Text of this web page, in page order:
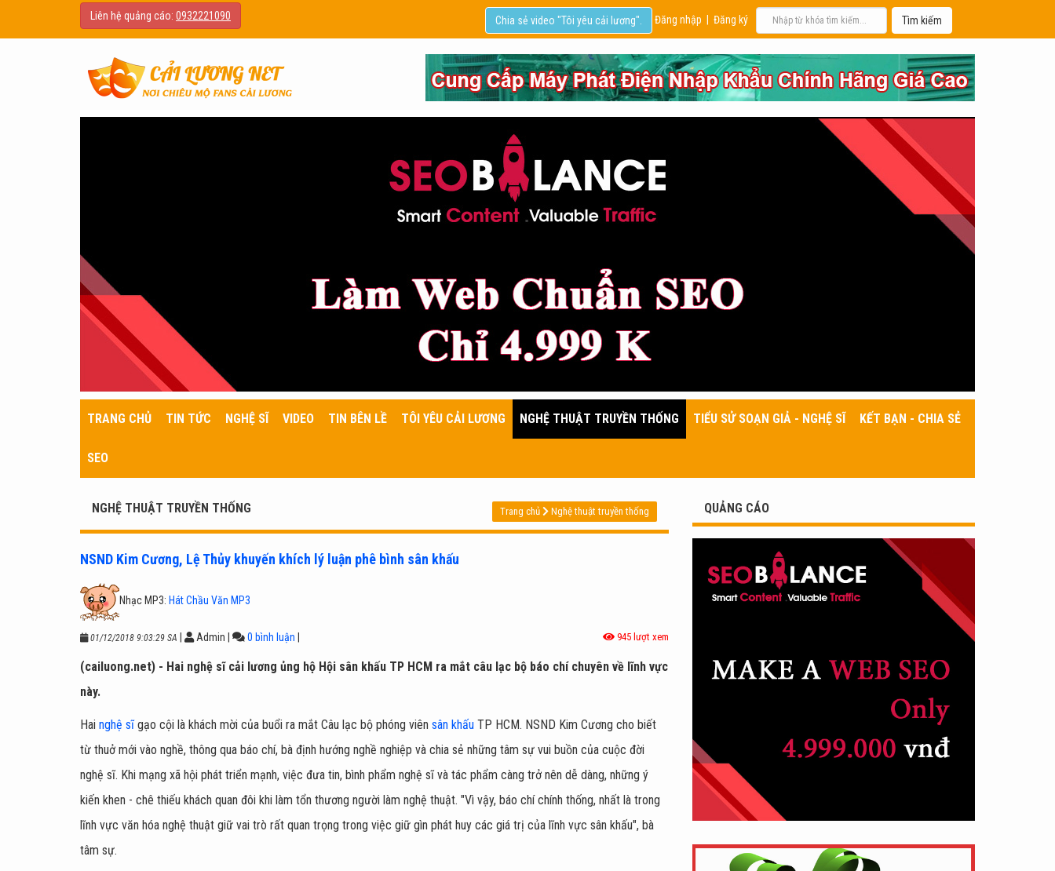
Liên hệ quảng cáo: 0932221090 Đăng nhập Đăng ký
Chia sẻ video "Tôi yêu cải lương".
TRANG CHỦ TIN TỨC NGHỆ SĨ VIDEO TIN BÊN LỀ TÔI YÊU CẢI LƯƠNG NGHỆ THUẬT TRUYỀN THỐNG TIỂU SỬ SOẠN GIẢ - NGHỆ SĨ KẾT BẠN - CHIA SẺ
SEO
NGHỆ THUẬT TRUYỀN THỐNG Trang chủ Nghệ thuật truyền thống
NSND Kim Cương, Lệ Thủy khuyến khích lý luận phê bình sân khấu
Nhạc MP3: Hát Chầu Văn MP3
01/12/2018 9:03:29 SA Admin 0 bình luận 945 lượt xem
(cailuong.net) - Hai nghệ sĩ cải lương ủng hộ Hội sân khấu TP HCM ra mắt câu lạc bộ báo chí chuyên về lĩnh vực
này.
Hai nghệ sĩgạo cội là khách mời của buổi ra mắt Câu lạc bộ phóng viên sân khấu TP HCM. NSND Kim Cương cho biết
từ thuở mới vào nghề, thông qua báo chí, bà định hướng nghề nghiệp và chia sẻ những tâm sự vui buồn của cuộc đời
nghệ sĩ. Khi mạng xã hội phát triển mạnh, việc đưa tin, bình phẩm nghệ sĩ và tác phẩm càng trở nên dễ dàng, những ý
kiến khen - chê thiếu khách quan đôi khi làm tổn thương người làm nghệ thuật. "Vì vậy, báo chí chính thống, nhất là trong
lĩnh vực văn hóa nghệ thuật giữ vai trò rất quan trọng trong việc giữ gìn phát huy các giá trị của lĩnh vực sân khấu", bà
tâm sự.
QUẢNG CÁO